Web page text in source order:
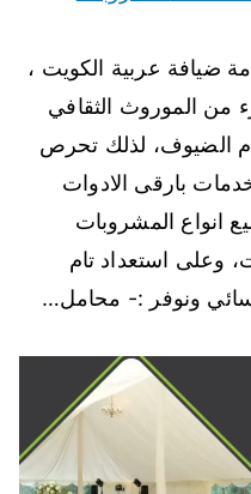
ضيافة عربية الكويت ،
من الموروث الثقافي
الضيوف، لذلك تحرص
بارقى الادوات
انواع المشروبات
وعلى استعداد تام
ونوفر :- محامل…